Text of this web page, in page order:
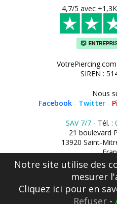
4,7/5 avec
SIREN :
Nous
Facebook - Twitter -
SAV 7/7- Tél. :
21 boulevard
13920 Saint-
Notre site utilise des
mesurer
Cliquez ici pour en
Refuser-